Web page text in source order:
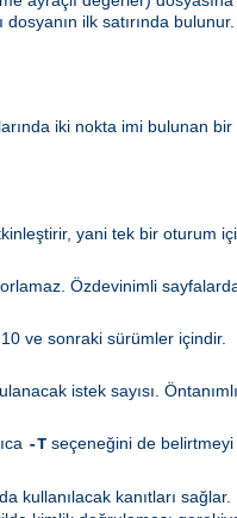
ilk satırında bulunur.
iki nokta imi bulunan
yani tek bir oturum
Özdevinimli
ve sonraki sürümler içindir.
istek sayısı.
-T seçeneğini de belirtmeyi
kullanılacak kanıtları